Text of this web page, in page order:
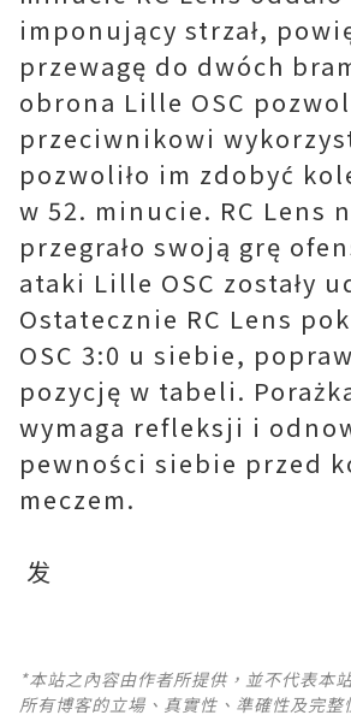
imponujący strzał,
przewagę do dwóch
obrona Lille OSC
przeciwnikowi
pozwoliło im zdobyć
w 52. minucie. RC Lens
przegrało swoją grę
ataki Lille OSC zostały
Ostatecznie RC Lens
OSC 3:0 u siebie,
pozycję w tabeli.
wymaga refleksji i
pewności siebie przed
meczem.
发
*本站之內容由作者所提供，並不代表本
所有博客的立場、真實性、準確性及完